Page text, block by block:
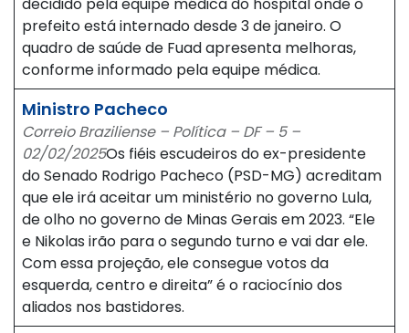
prefeito está internado desde 3 de janeiro. O
quadro de saúde de Fuad apresenta melhoras,
conforme informado pela equipe médica.
Ministro Pacheco
Correio Braziliense – Política – DF – 5 –
02/02/2025Os fiéis escudeiros do ex-presidente
do Senado Rodrigo Pacheco (PSD-MG) acreditam
que ele irá aceitar um ministério no governo Lula,
de olho no governo de Minas Gerais em 2023. “Ele
e Nikolas irão para o segundo turno e vai dar ele.
Com essa projeção, ele consegue votos da
esquerda, centro e direita” é o raciocínio dos
aliados nos bastidores.